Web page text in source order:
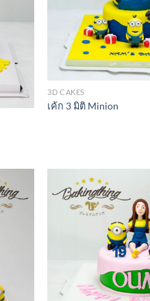
3D CAKES
เค้ก 3 มิติ Minion